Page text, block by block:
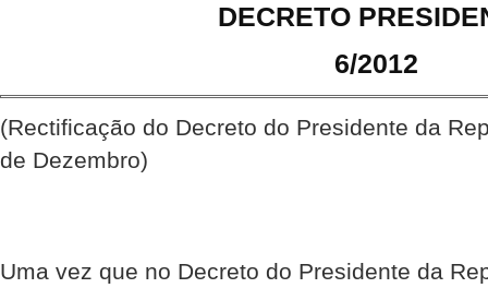
DECRETO
6/2012
(Rectificação do Decreto do Presidente da
de Dezembro)
Uma vez que no Decreto do Presidente da